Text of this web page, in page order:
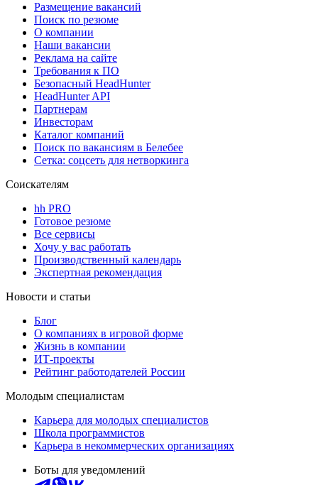
Размещение вакансий
Поиск по резюме
О компании
Наши вакансии
Реклама на сайте
Требования к ПО
Безопасный HeadHunter
HeadHunter API
Партнерам
Инвесторам
Каталог компаний
Поиск по вакансиям в Белебее
Сетка: соцсеть для нетворкинга
Соискателям
hh PRO
Готовое резюме
Все сервисы
Хочу у вас работать
Производственный календарь
Экспертная рекомендация
Новости и статьи
Блог
О компаниях в игровой форме
Жизнь в компании
ИТ-проекты
Рейтинг работодателей России
Молодым специалистам
Карьера для молодых специалистов
Школа программистов
Карьера в некоммерческих организациях
Боты для уведомлений